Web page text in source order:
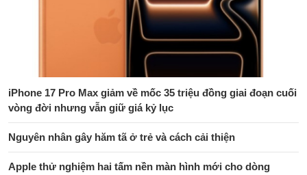
iPhone 17 Pro Max giảm về mốc 35 triệu đồng giai đoạn cuối
vòng đời nhưng vẫn giữ giá kỷ lục
Nguyên nhân gây hăm tã ở trẻ và cách cải thiện
Apple thử nghiệm hai tấm nền màn hình mới cho dòng